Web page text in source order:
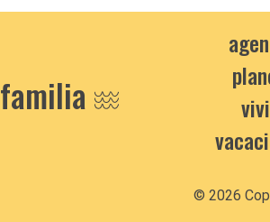
© 2026